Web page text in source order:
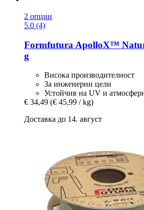
2 опции
5.0 (4)
Formfutura ApolloX™
g
Висока производителност
За инженерни цели
Устойчив на UV и
€ 34,49 (€ 45,99 / kg)
Доставка до 14. август